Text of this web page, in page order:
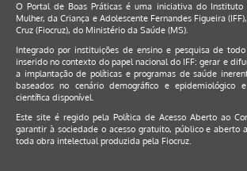
O Portal de Boas Práticas é uma iniciativa do Instituto
Mulher, da Criança e Adolescente Fernandes Figueira
Cruz (Fiocruz), do Ministério da Saúde (MS).
Integrado por instituições de ensino e pesquisa de
inserido no contexto do papel nacional do IFF: gerar e
a implantação de políticas e programas de saúde
baseados no cenário demográfico e epidemiológico
científica disponível.
Este site é regido pela Política de Acesso Aberto ao
garantir à sociedade o acesso gratuito, público e aberto
toda obra intelectual produzida pela Fiocruz.